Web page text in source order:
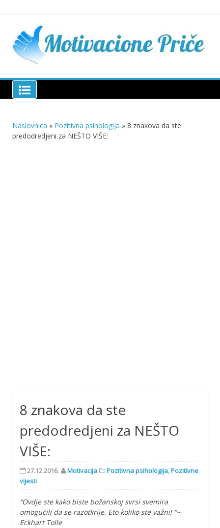
Motivacione Priče
Naslovnica » Pozitivna psihologija » 8 znakova da ste
predodredjeni za NEŠTO VIŠE:
8 znakova da ste
predodredjeni za NEŠTO
VIŠE:
27.12.2016. Motivacija Pozitivna psihologija,Pozitivne
vijesti
“Ovdje ste kako biste božanskoj svrsi svemira
omogućili da se razotkrije. Eto koliko ste važni! “~
Eckhart Tolle